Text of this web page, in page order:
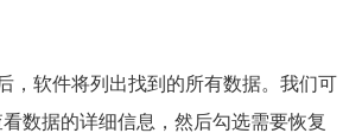
，软件将列出找到的所有数据。我们可
数据的详细信息，然后勾选需要恢复